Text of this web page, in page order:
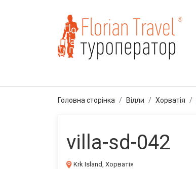
Головна сторінка Вілли Хорватія
villa-sd-042
Krk Island, Хорватія